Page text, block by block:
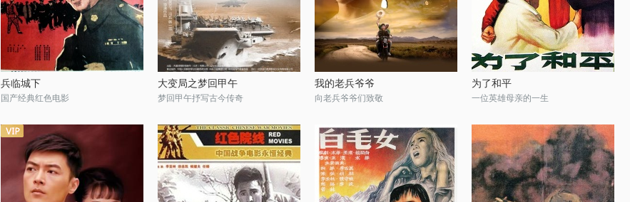
兵临城下
国产经典红色电影
大变局之梦回甲午
梦回甲午抒写古今传奇
我的老兵爷爷
向老兵爷爷们致敬
为了和平
一位英雄母亲的一生